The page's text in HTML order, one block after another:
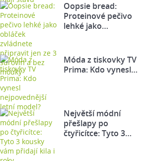
Oopsie bread:
Proteinové pečivo
lehké jako…
Móda z tiskovky TV
Prima: Kdo vynesl…
Největší módní
přešlapy po
čtyřicítce: Tyto 3…